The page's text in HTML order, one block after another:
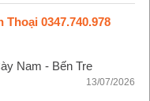
0347.740.978
Nam - Bến Tre
13/07/2026